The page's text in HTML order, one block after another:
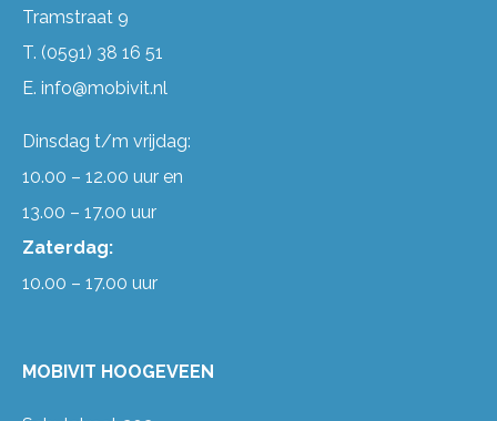
Tramstraat 9
T. (0591) 38 16 51
E. info@mobivit.nl
Dinsdag t/m vrijdag:
10.00 – 12.00 uur en
13.00 – 17.00 uur
Zaterdag:
10.00 – 17.00 uur
MOBIVIT HOOGEVEEN